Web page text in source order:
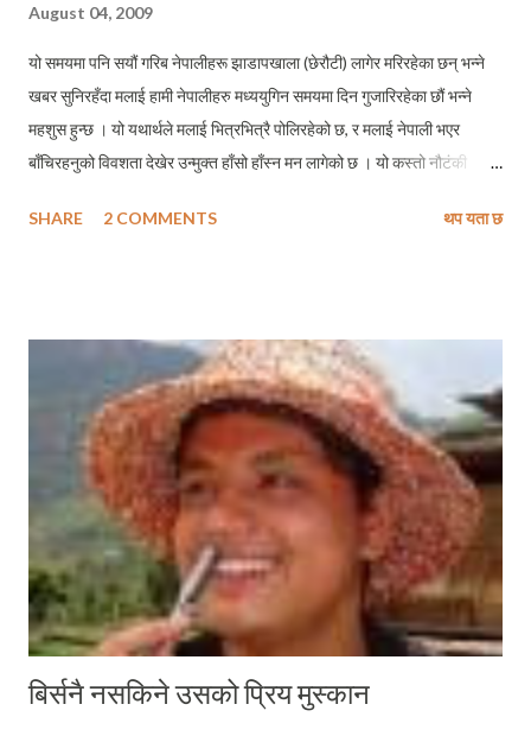
August 04, 2009
यो समयमा पनि सयौं गरिब नेपालीहरू झाडापखाला (छेरौटी) लागेर मरिरहेका छन् भन्ने
खबर सुनिरहँदा मलाई हामी नेपालीहरु मध्ययुगिन समयमा दिन गुजारिरहेका छौं भन्ने
महशुस हुन्छ । यो यथार्थले मलाई भित्रभित्रै पोलिरहेको छ, र मलाई नेपाली भएर
बाँचिरहनुको विवशता देखेर उन्मुक्त हाँसो हाँस्न मन लागेको छ । यो कस्तो नौटंकी
र स्वास्थ्यकर्मी खच्चडमा लोड गरिएर प्रभावित क्षेत्रमा पठाइएका छन् ! र मैले विदेशी
अगाडिबाट सुन्दै आएको छु । अनि मैले यो यथार्थ पनि भोग्दै आइरहेको छु कि हाम्रा उच्च
पदस्थ भनौंदाहरू आफ्नो गैह्जिम्मेवारीताका लागि माफि त कहाँ हो कहाँ, स्वीकार समेत
गर्न चाँहदैनन् । कस्तो आश्चर्य ?! र, मेरा प्रिय मित्रहरु ! आज यो ब्लग लेख्दै गर्दा म
यसै ब्लग मार्फत घोषणा गर्न चाहन्छु कि म कुनै पनि पा...
SHARE 2 COMMENTS थप यता छ
बिर्सनै नसकिने उसको प्रिय मुस्कान